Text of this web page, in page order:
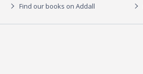
Find our books on Addall